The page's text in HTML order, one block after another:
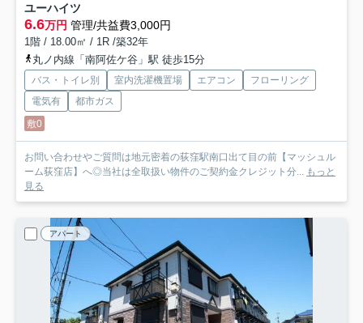
ユーハイツ
6.6万円 管理/共益費3,000円
1階 / 18.00㎡ / 1R /築32年
丸ノ内線「南阿佐ケ谷」駅 徒歩15分
バス・トイレ別 室内洗濯機置場 エアコン
フローリング
電気有
都市ガス
敷0
お問い合わせやご質問は地元密着の荻窪駅南口出て目の前【マッシュル
ーム荻窪店】へ◎当社は全取扱い物件のご契約金クレジット分... もっと
見る
アパート